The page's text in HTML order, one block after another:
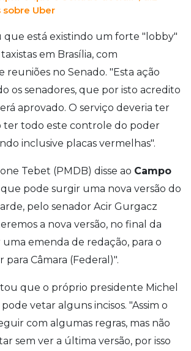
Uber
que está existindo um forte "lobby"
em Brasília, com
reuniões no Senado. "Esta ação
os senadores, que por isto acredito
aprovado. O serviço deveria ter
ter todo este controle do poder
inclusive placas vermelhas".
Tebet (PMDB) disse ao Campo
que pode surgir uma nova versão do
pelo senador Acir Gurgacz
a nova versão, no final da
emenda de redação, para o
Câmara (Federal)".
que o próprio presidente Michel
vetar alguns incisos. "Assim o
com algumas regras, mas não
sem ver a última versão, por isso